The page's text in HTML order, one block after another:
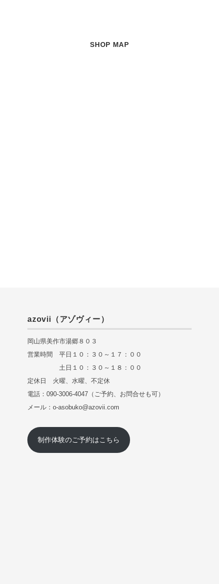
SHOP MAP
azovii（アゾヴィー）
岡山県美作市湯郷８０３
営業時間 平日１０：３０～１７：００
土日１０：３０～１８：００
定休日 火曜、水曜、不定休
電話：090-3006-4047（ご予約、お問合せも可）
メール：o-asobuko@azovii.com
制作体験のご予約はこちら